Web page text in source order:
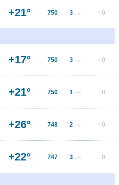
+21° 750 3 m/s 0
+17° 750 3 m/s 0
+21° 750 1 m/s 0
+26° 748 2 m/s 0
+22° 747 3 m/s 0